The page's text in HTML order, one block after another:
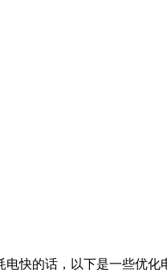
快的话，以下是一些优